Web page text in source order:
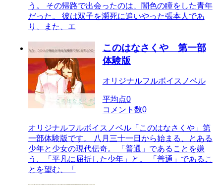
う。 その帰路で出会ったのは、闇色の瞳をした青年
だった。 彼は双子を瀕死に追いやった張本人であ
り、また、エ
このはなさくや 第一部
体験版
オリジナルフルボイスノベル
平均点0
コメント数0
オリジナルフルボイスノベル「このはなさくや」第
一部体験版です。 八月三十一日から始まる、とある
少年と少女の現代伝奇。 「普通」であることを嫌
う、「平凡に屈折した少年」と。 「普通」であるこ
とを望む、「